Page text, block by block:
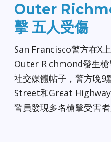
Outer
擊 五人受傷
San Francisco警方在X
Outer Richmond發生槍
社交媒體帖子，警方晚
Street和Great
警員發現多名槍擊受害者